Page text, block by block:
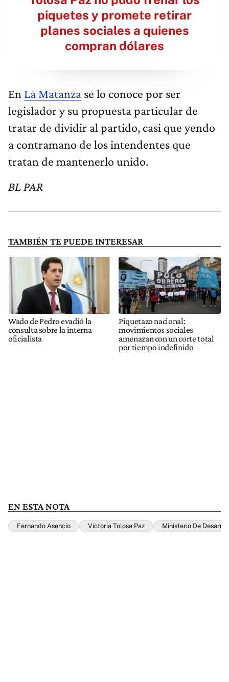
piquetes y promete retirar
planes sociales a quienes
compran dólares
En La Matanza se lo conoce por ser
legislador y su propuesta particular de
tratar de dividir al partido, casi que yendo
a contramano de los intendentes que
tratan de mantenerlo unido.
BL PAR
TAMBIÉN TE PUEDE INTERESAR
Wado de Pedro evadió la
consulta sobre la interna
oficialista
Piquetazo nacional:
movimientos sociales
amenazan con un corte total
por tiempo indefinido
EN ESTA NOTA
Fernando Asencio Victoria Tolosa Paz Ministerio De